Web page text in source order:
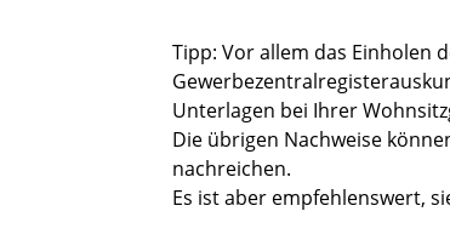
Tipp: Vor allem das Einholen
Unterlagen bei Ihrer
Die übrigen Nachweise
nachreichen.
Es ist aber empfehlenswert,